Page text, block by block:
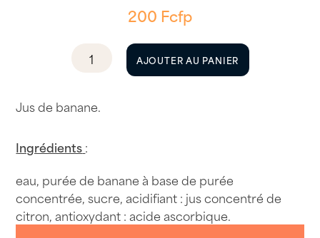
200 Fcfp
quantité
Joker,
Banane
25cl
AJOUTER AU PANIER
Jus de banane.
Ingrédients:
eau, purée de banane à base de purée
concentrée, sucre, acidifiant : jus concentré de
citron, antioxydant : acide ascorbique.